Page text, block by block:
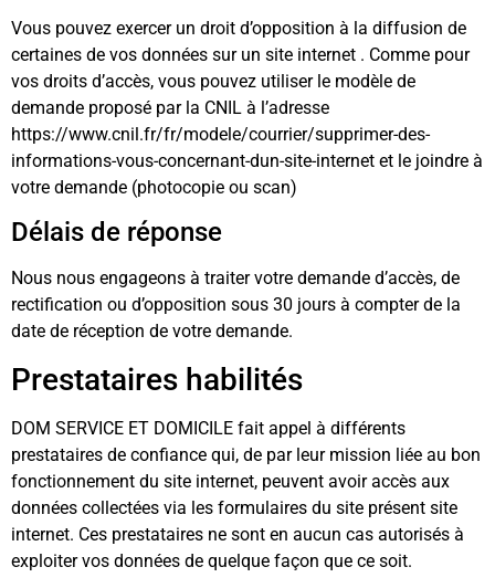
Vous pouvez exercer un droit d’opposition à la diffusion de
certaines de vos données sur un site internet . Comme pour
vos droits d’accès, vous pouvez utiliser le modèle de
demande proposé par la CNIL à l’adresse
https://www.cnil.fr/fr/modele/courrier/supprimer-des-
informations-vous-concernant-dun-site-internet et le joindre à
votre demande (photocopie ou scan)
Délais de réponse
Nous nous engageons à traiter votre demande d’accès, de
rectification ou d’opposition sous 30 jours à compter de la
date de réception de votre demande.
Prestataires habilités
DOM SERVICE ET DOMICILE fait appel à différents
prestataires de confiance qui, de par leur mission liée au bon
fonctionnement du site internet, peuvent avoir accès aux
données collectées via les formulaires du site présent site
internet. Ces prestataires ne sont en aucun cas autorisés à
exploiter vos données de quelque façon que ce soit.